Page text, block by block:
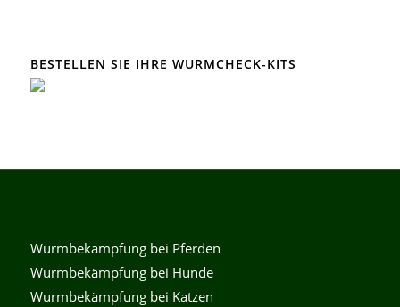
BESTELLEN SIE IHRE WURMCHECK-KITS
Wurmbekämpfung bei Pferden
Wurmbekämpfung bei Hunde
Wurmbekämpfung bei Katzen